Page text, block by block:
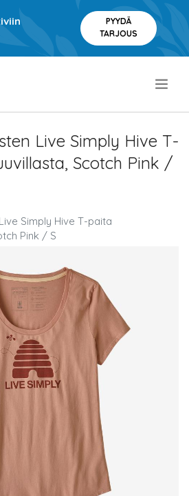
PYYDÄ
TARJOUS
Live Simply Hive T-
Scotch Pink /
Simply Hive T-paita
Pink / S